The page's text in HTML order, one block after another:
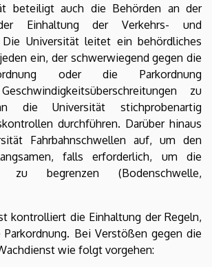
beteiligt auch die Behörden an der
Einhaltung der Verkehrs- und
Die Universität leitet ein behördliches
ein, der schwerwiegend gegen die
oder die Parkordnung
zu
die Universität stichprobenartig
durchführen. Darüber hinaus
Fahrbahnschwellen auf, um den
falls erforderlich, um die
zu begrenzen (Bodenschwelle,
kontrolliert die Einhaltung der Regeln,
Parkordnung. Bei Verstößen gegen die
wie folgt vorgehen: